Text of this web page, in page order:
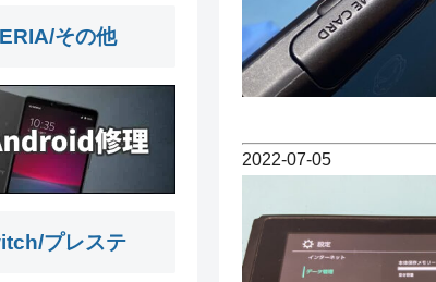
2022-07-05
その他
プレステ